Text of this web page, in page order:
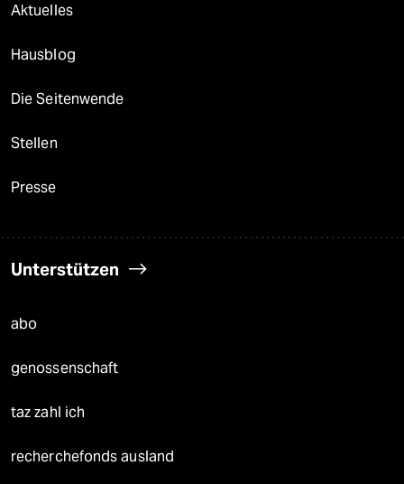
Aktuelles
Hausblog
Die Seitenwende
Stellen
Presse
Unterstützen
abo
genossenschaft
taz zahl ich
recherchefonds ausland